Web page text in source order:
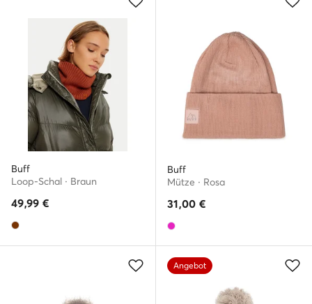
Buff
Loop-Schal · Braun
49,99 €
Buff
Mütze · Rosa
31,00 €
Angebot